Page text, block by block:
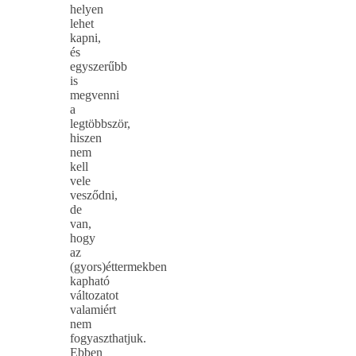
helyen
lehet
kapni,
és
egyszerűbb
is
megvenni
a
legtöbbször,
hiszen
nem
kell
vele
vesződni,
de
van,
hogy
az
(gyors)éttermekben
kapható
változatot
valamiért
nem
fogyaszthatjuk.
Ebben